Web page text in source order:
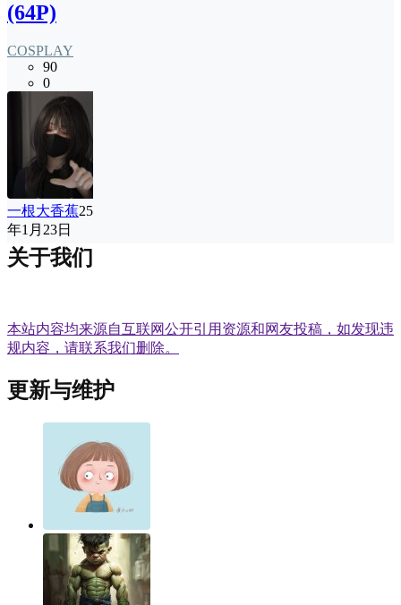
(64P)
COSPLAY
90
0
一根大香蕉25
年1月23日
关于我们
本站内容均来源自互联网公开引用资源和网友投稿，如发现违
规内容，请联系我们删除。
更新与维护